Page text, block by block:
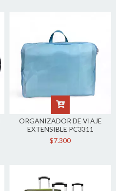
ORGANIZADOR DE VIAJE
EXTENSIBLE PC3311
$7.300